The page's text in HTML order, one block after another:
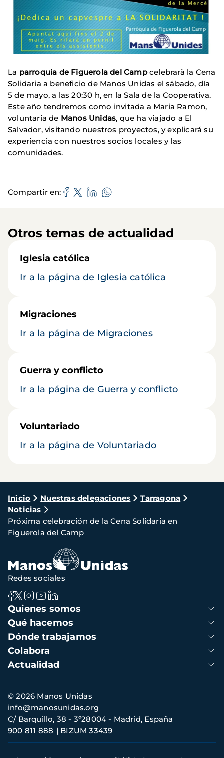
La parroquia de Figuerola del Campcelebrarà la Cena
Solidaria a beneficio de Manos Unidas el sábado, día
5 de mayo, a las 20:30 h, en la Sala de la Cooperativa.
Este año tendremos como invitada a Maria Ramon,
voluntaria de Manos Unidas, que ha viajado a El
Salvador, visitando nuestros proyectos, y explicará su
experiencia con nuestros socios locales y las
comunidades.
Compartir en
Otros temas de actualidad
Iglesia católica
Ir a la página de Iglesia católica
Migraciones
Ir a la página de Migraciones
Guerra y conflicto
Ir a la página de Guerra y conflicto
Voluntariado
Ir a la página de Voluntariado
Ruta
de
navegación
Inicio Nuestras delegaciones
Tarragona
Noticias
Próxima celebración de la Cena Solidaria en
Figuerola del Camp
Navegación
principal
Quienes somos
Qué hacemos
Dónde trabajamos
Colabora
Actualidad
Redes sociales
Información
de
contacto
© 2026 Manos Unidas
C/ Barquillo, 38 - 3º28004 - Madrid, España
900 811 888
BIZUM 33439
info@manosunidas.org